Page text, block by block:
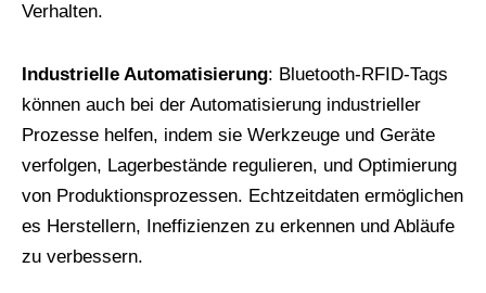
Verhalten.
Industrielle Automatisierung: Bluetooth-RFID-Tags
können auch bei der Automatisierung industrieller
Prozesse helfen, indem sie Werkzeuge und Geräte
verfolgen, Lagerbestände regulieren, und Optimierung
von Produktionsprozessen. Echtzeitdaten ermöglichen
es Herstellern, Ineffizienzen zu erkennen und Abläufe
zu verbessern.